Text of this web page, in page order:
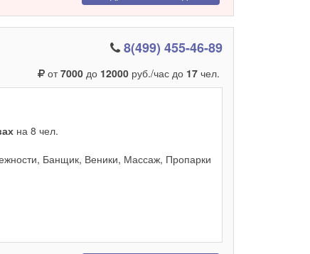
8(499) 455-46-89
от7000до 12000руб./час до 17чел.
на 8 чел.
Банщик, Веники, Массаж, Пропарки